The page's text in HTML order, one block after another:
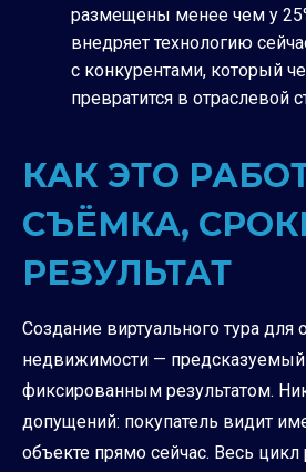
размещены менее чем у
внедряет технологию
с конкурентами, который
превратится в отраслевой
КАК ЭТО
СЪЁМКА,
РЕЗУЛЬТАТ
Создание виртуального тура для
недвижимости — предсказуемый
фиксированным результатом.
допущений: покупатель видит
объекте прямо сейчас. Весь цикл